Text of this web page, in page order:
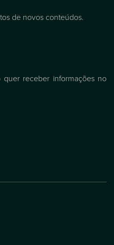
de novos conteúdos.
quer receber informações no